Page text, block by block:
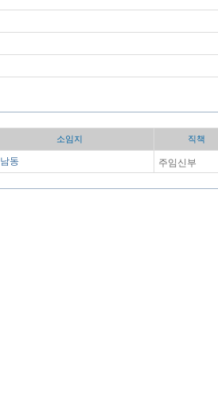
소임지 직책
동 주임신부